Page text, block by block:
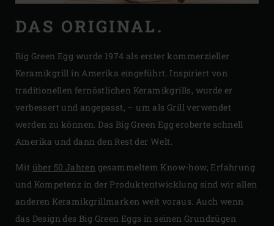
DAS ORIGINAL.
Big Green Egg wurde 1974 als erster kommerzieller
Keramikgrill in Amerika eingeführt. Inspiriert von
traditionellen fernöstlichen Keramikgrills, wurde er
verbessert und angepasst, – um als Grill verwendet
werden zu können. Das Big Green Egg eroberte schnell
Amerika und dann den Rest der Welt.
Mit über 50 Jahren gesammeltem Know-how, Erfahrung
und Kompetenz in der Produktentwicklung sind wir allen
anderen Keramikgrillmarken weit voraus. Auch wenn
das Design des Big Green Eggs in seinen Grundzügen